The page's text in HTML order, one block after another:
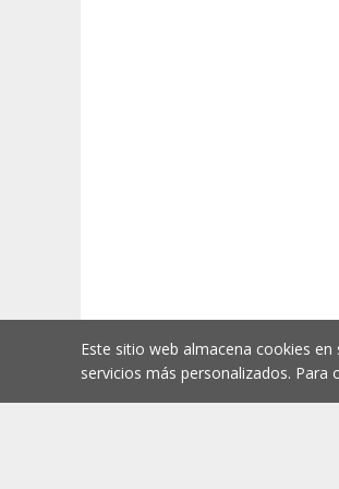
Este sitio web almacena cookies
servicios más personalizados.